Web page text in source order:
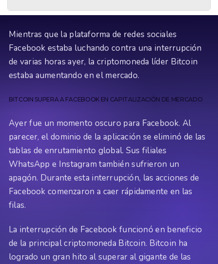
Mientras que la plataforma de redes sociales
Facebook estaba luchando contra una interrupción
de varias horas ayer, la criptomoneda líder Bitcoin
estaba aumentando en el mercado.
BITCOIN SUPERA A FACEBOOK EN CAPITALIZACIÓN DE MERCADO
Ayer fue un momento oscuro para Facebook. Al
parecer, el dominio de la aplicación se eliminó de las
tablas de enrutamiento global. Sus filiales
WhatsApp e Instagram también sufrieron un
apagón. Durante esta interrupción, las acciones de
Facebook comenzaron a caer rápidamente en las
filas.
La interrupción de Facebook funcionó en beneficio
de la principal criptomoneda Bitcoin. Bitcoin ha
logrado un gran hito al superar al gigante de las